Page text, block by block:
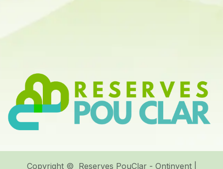
Copyright © Reserves PouClar - Ontinyent |